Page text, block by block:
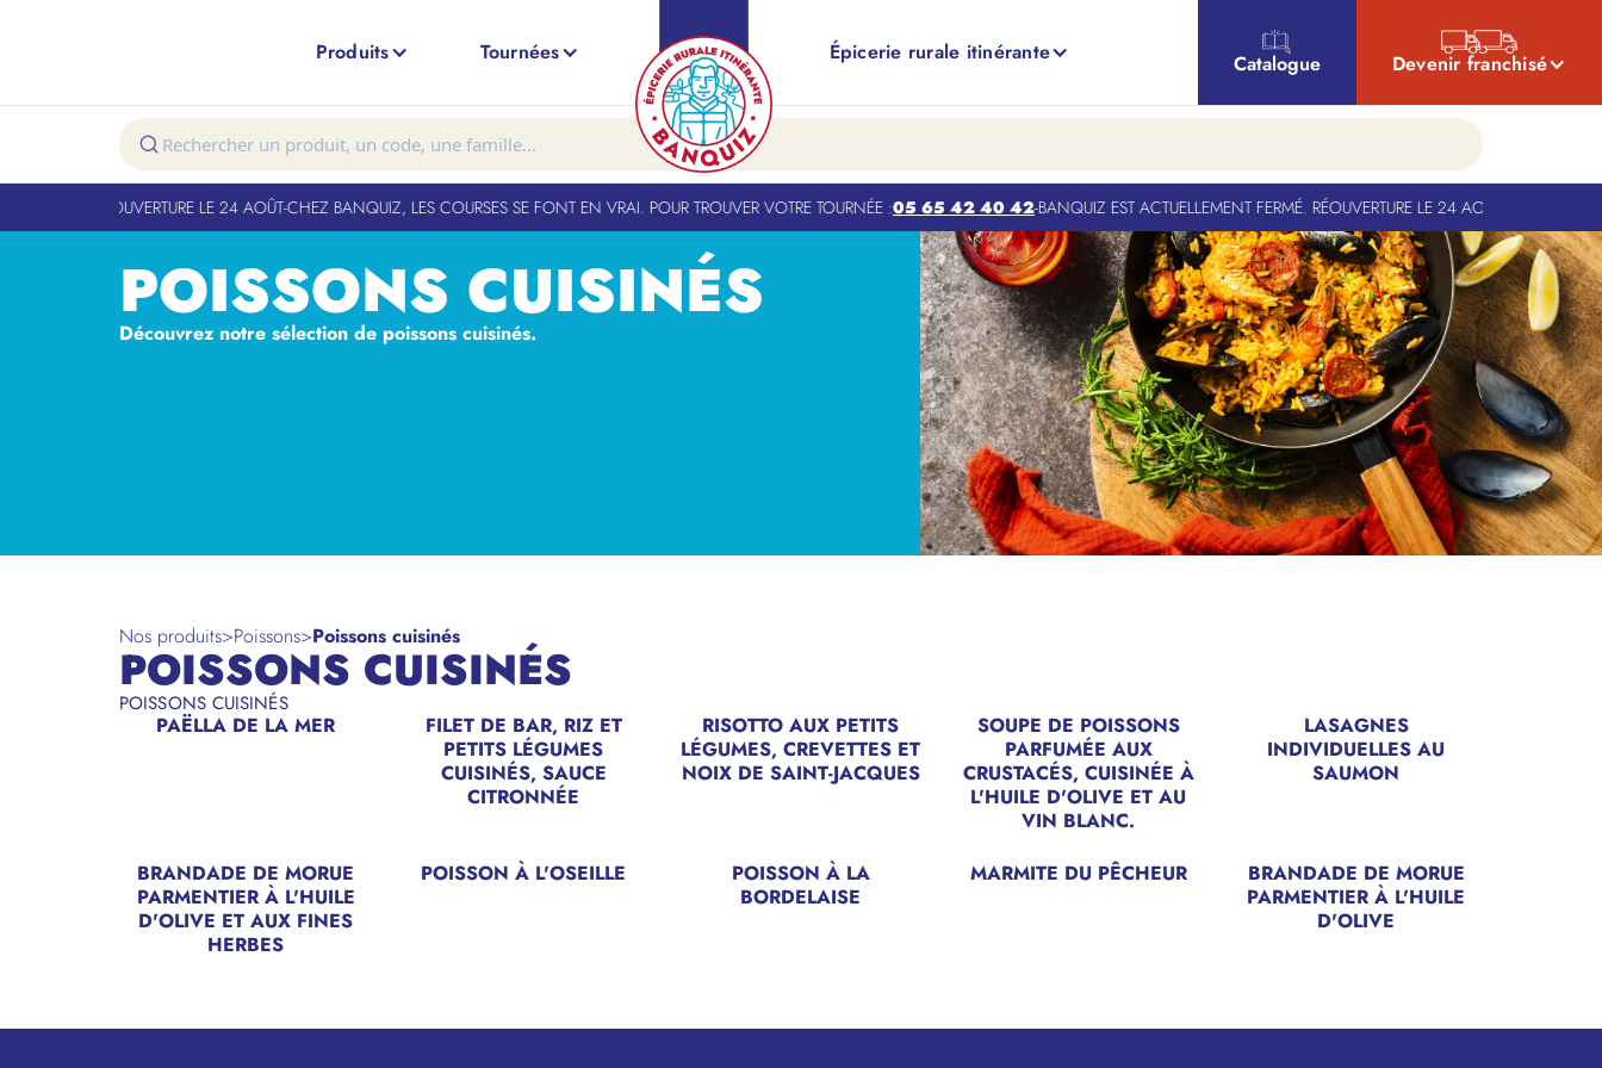
Produits Tournées Épicerie rurale itinérante Catalogue Devenir franchisé
FERMÉ. RÉOUVERTURE LE 24 AOÛT-CHEZ BANQUIZ, LES COURSES SE FONT EN VRAI. POUR TROUVER VOTRE TOURNÉE :05 65 42 40 42-BANQUIZ EST ACTUELLEMENT FERMÉ. RÉOUVERTURE LE 24 AOÛT-BANQUIZ EST
POISSONS CUISINÉS
Découvrez notre sélection de poissons cuisinés.
Nos produits>Poissons>Poissons cuisinés
POISSONS CUISINÉS
POISSONS CUISINÉS
PAËLLA DE LA MER
FILET DE BAR, RIZ ET
PETITS LÉGUMES
CUISINÉS, SAUCE
CITRONNÉE
RISOTTO AUX PETITS
LÉGUMES, CREVETTES ET
NOIX DE SAINT-JACQUES
SOUPE DE POISSONS
PARFUMÉE AUX
CRUSTACÉS, CUISINÉE À
L'HUILE D'OLIVE ET AU
VIN BLANC.
LASAGNES
INDIVIDUELLES AU
SAUMON
BRANDADE DE MORUE
PARMENTIER À L'HUILE
D'OLIVE ET AUX FINES
HERBES
POISSON À L'OSEILLE
POISSON À LA
BORDELAISE
MARMITE DU PÊCHEUR
BRANDADE DE MORUE
PARMENTIER À L'HUILE
D'OLIVE